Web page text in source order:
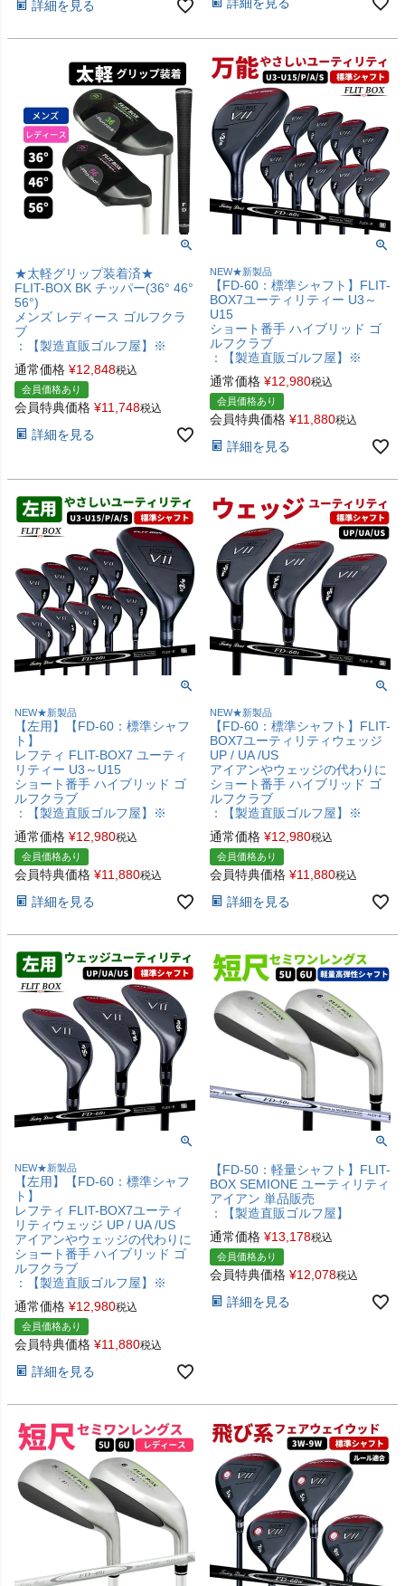
詳細を見る
★太軽グリップ装着済★
FLIT-BOX BK チッパー(36° 46°
56°)
メンズ レディース ゴルフクラ
ブ
：【製造直販ゴルフ屋】※
通常価格 ¥12,848税込
会員価格あり
会員特典価格 ¥11,748税込
詳細を見る
NEW★新製品
【FD-60：標準シャフト】FLIT-
BOX7ユーティリティー U3～
U15
ショート番手 ハイブリッド ゴ
ルフクラブ
：【製造直販ゴルフ屋】※
通常価格 ¥12,980税込
会員価格あり
会員特典価格 ¥11,880税込
詳細を見る
NEW★新製品
【左用】【FD-60：標準シャフ
ト】
レフティ FLIT-BOX7 ユーティ
リティー U3～U15
ショート番手 ハイブリッド ゴ
ルフクラブ
：【製造直販ゴルフ屋】※
通常価格 ¥12,980税込
会員価格あり
会員特典価格 ¥11,880税込
詳細を見る
NEW★新製品
【FD-60：標準シャフト】FLIT-
BOX7ユーティリティウェッジ
UP / UA /US
アイアンやウェッジの代わりに
ショート番手 ハイブリッド ゴ
ルフクラブ
：【製造直販ゴルフ屋】※
通常価格 ¥12,980税込
会員価格あり
会員特典価格 ¥11,880税込
詳細を見る
NEW★新製品
【左用】【FD-60：標準シャフ
ト】
レフティ FLIT-BOX7ユーティ
リティウェッジ UP / UA /US
アイアンやウェッジの代わりに
ショート番手 ハイブリッド ゴ
ルフクラブ
：【製造直販ゴルフ屋】※
通常価格 ¥12,980税込
会員価格あり
会員特典価格 ¥11,880税込
詳細を見る
【FD-50：軽量シャフト】FLIT-
BOX SEMIONE ユーティリティ
アイアン 単品販売
：【製造直販ゴルフ屋】
通常価格 ¥13,178税込
会員価格あり
会員特典価格 ¥12,078税込
詳細を見る